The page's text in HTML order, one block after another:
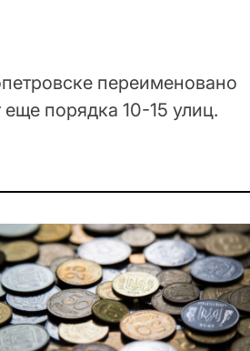
переименовано
порядка 10-15 улиц.